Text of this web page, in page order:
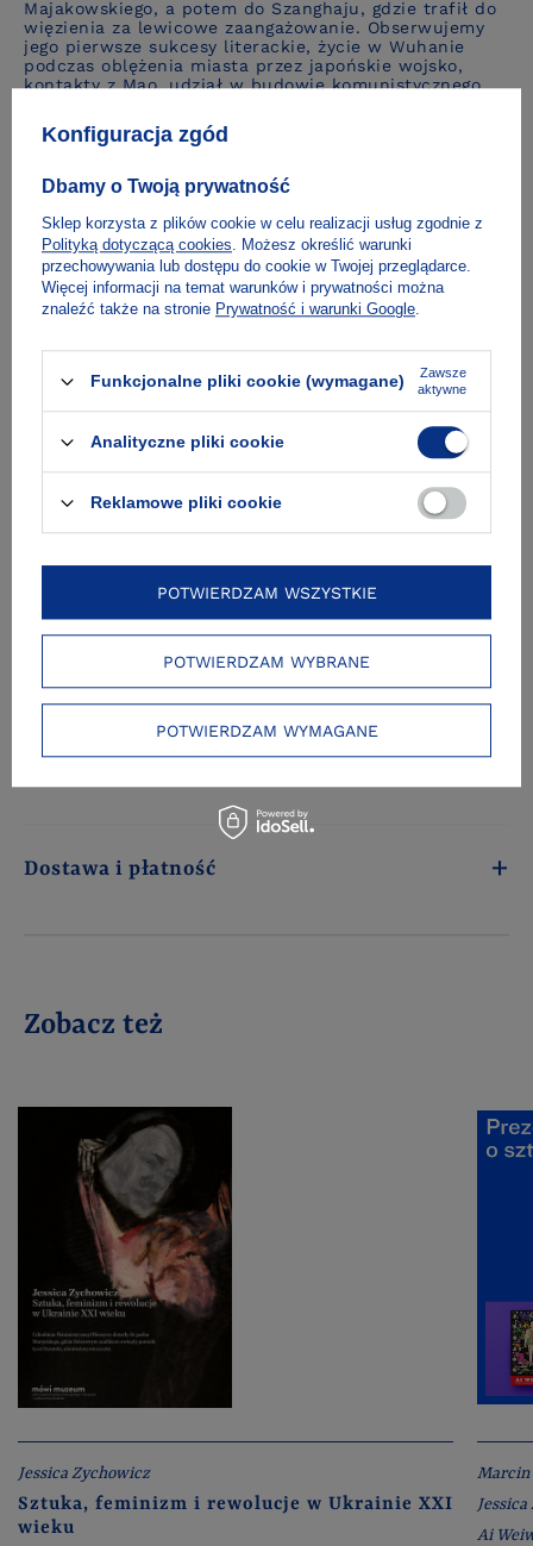
Majakowskiego, a potem do Szanghaju, gdzie trafił do
więzienia za lewicowe zaangażowanie. Obserwujemy
jego pierwsze sukcesy literackie, życie w Wuhanie
podczas oblężenia miasta przez japońskie wojsko,
kontakty z Mao, udział w budowie komunistycznego
trafił – z dziesięcioletnim wtedy synem – jako
„prawicowy reakcjonista”.
Przyglądamy się także losom samego Ai Weiweia –
dzieciństwu, które przeżył w biedzie w Małej Syberii,
młodości w Pekinie w czasach politycznej odwilży
i pierwszym artystycznym próbom, które nie zawsze
spotykały się z aprobatą krytyki.Poznajemy źródła
jego inspiracji i motywacje stojące za najbardziej
znanymi dziełami, choćby takimi jakZiarna
słonecznikaw Tate, projekt stadionu w Pekinie czy
ciała małego Alana Kurdiego.
W tekst książki wkomponowane są wiersze Ai Qinga
O autorze
Spis treści
Dostawa i płatność
Zobacz też
Jessica Zychowicz
Sztuka, feminizm i rewolucje w Ukrainie XXI
wieku
Marcin
Ai
Konfiguracja zgód
Dbamy o Twoją prywatność
Sklep korzysta z plików cookie w celu realizacji usług zgodnie z
Polityką dotyczącą cookies. Możesz określić warunki
przechowywania lub dostępu do cookie w Twojej przeglądarce.
Więcej informacji na temat warunków i prywatności można
znaleźć także na stronie Prywatność i warunki Google.
Funkcjonalne pliki cookie (wymagane)
Zawsze
aktywne
Analityczne pliki cookie
Reklamowe pliki cookie
POTWIERDZAM WYBRANE
POTWIERDZAM WYMAGANE
POTWIERDZAM WSZYSTKIE